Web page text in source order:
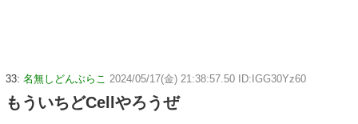
33: 名無しどんぶらこ 2024/05/17(金) 21:38:57.50 ID:IGG30Yz60
もういちどCellやろうぜ